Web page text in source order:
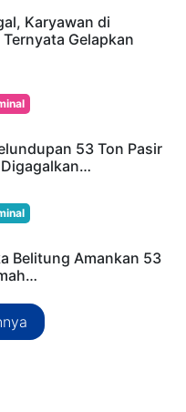
Karyawan di
Gelapkan
53 Ton Pasir
Belitung Amankan 53